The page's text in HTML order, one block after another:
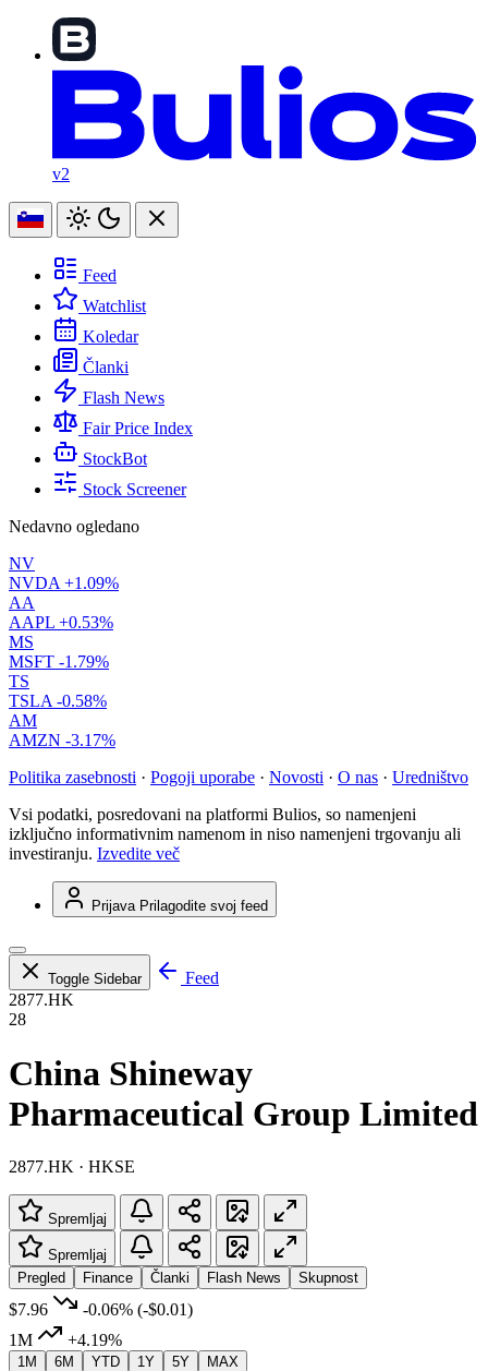
v2
Feed
Watchlist
Koledar
Članki
Flash News
Fair Price Index
StockBot
Stock Screener
Nedavno ogledano
NV
NVDA +1.09%
AA
AAPL +0.53%
MS
MSFT -1.79%
TS
TSLA -0.58%
AM
AMZN -3.17%
Politika zasebnosti · Pogoji uporabe · Novosti · O nas · Uredništvo
Vsi podatki, posredovani na platformi Bulios, so namenjeni
izključno informativnim namenom in niso namenjeni trgovanju ali
investiranju. Izvedite več
Prijava Prilagodite svoj feed
Toggle Sidebar
Feed
2877.HK
28
China Shineway
Pharmaceutical Group Limited
2877.HK · HKSE
Spremljaj
Spremljaj
Pregled
Finance Članki Flash News Skupnost
$7.96 -0.06% (-$0.01)
1M
+4.19%
1M 6M YTD 1Y 5Y MAX